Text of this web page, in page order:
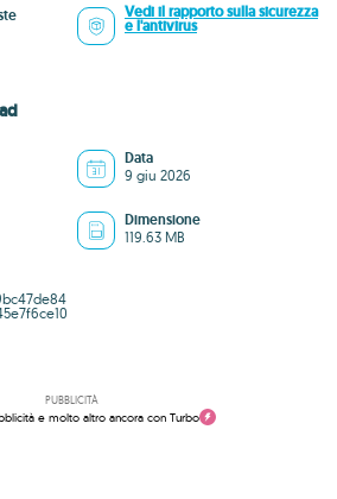
Vedi il rapporto sulla sicurezza
e l'antivirus
Data
9 giu 2026
Dimensione
119.63 MB
PUBBLICITÀ
e molto altro ancora con Turbo